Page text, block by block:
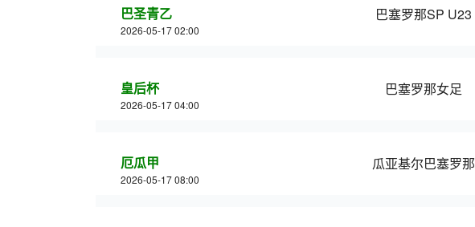
巴圣青乙
2026-05-17 02:00
巴塞罗那SP U23
皇后杯
2026-05-17 04:00
巴塞罗那女足
厄瓜甲
2026-05-17 08:00
瓜亚基尔巴塞罗那